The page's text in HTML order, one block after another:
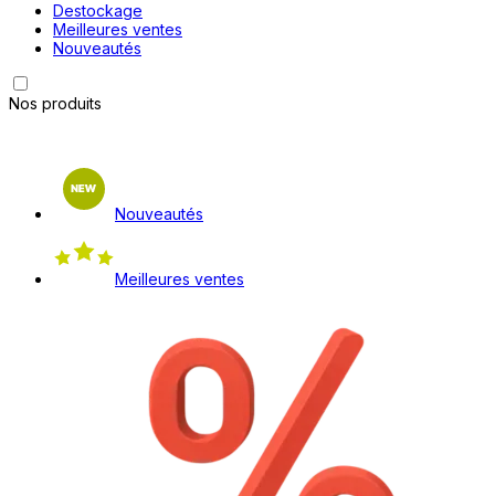
Destockage
Meilleures ventes
Nouveautés
Nos produits
Nouveautés
Meilleures ventes